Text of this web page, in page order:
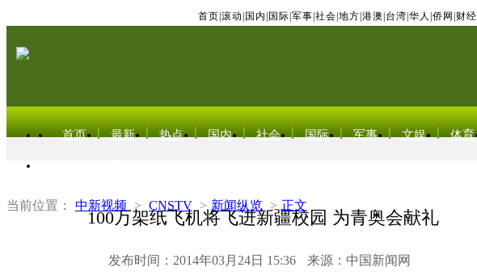
首页 滚动 国内 国际 军事 社会 地方 港澳 台湾 华人 侨网 财经
首页 最新 热点 国内 社会 国际 军事 文娱 体育
当前位置： 中新视频 > CNSTV > 新闻纵览 > 正文
100万架纸飞机将飞进新疆校园 为青奥会献礼
发布时间：2014年03月24日 15:36 来源：中国新闻网